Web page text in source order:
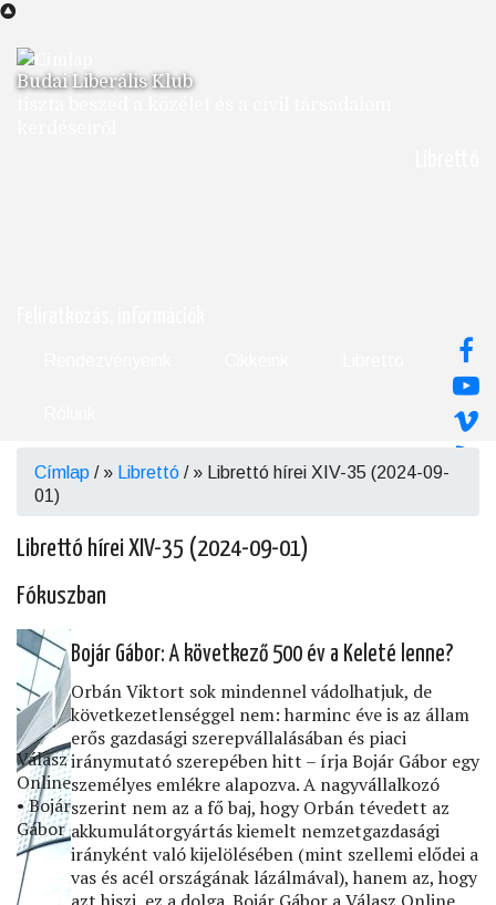
Ugrás
tartalomra
Budai Liberális Klub
Morzsa
Címlap / Librettó /
Librettó hírei XIV-35 (2024-09-
01)
Librettó hírei XIV-35 (2024-09-01)
Fókuszban
Válasz
Online
• Bojár
Gábor
Bojár Gábor: A következő 500 év a Keleté lenne?
Orbán Viktort sok mindennel vádolhatjuk, de
következetlenséggel nem: harminc éve is az állam
erős gazdasági szerepvállalásában és piaci
iránymutató szerepében hitt – írja Bojár Gábor egy
személyes emlékre alapozva. A nagyvállalkozó
szerint nem az a fő baj, hogy Orbán tévedett az
akkumulátorgyártás kiemelt nemzetgazdasági
irányként való kijelölésében (mint szellemi elődei a
vas és acél országának lázálmával), hanem az, hogy
azt hiszi, ez a dolga. Bojár Gábor a Válasz Online